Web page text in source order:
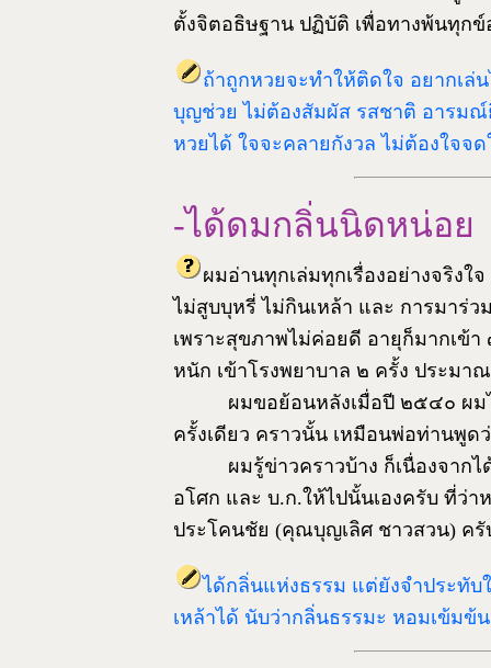
ตั้งจิตอธิษฐาน ปฏิบัติ เพื่อทางพ้นทุกข์
ถ้าถูกหวยจะทำให้ติดใจ อยากเล่
บุญช่วย ไม่ต้องสัมผัส รสชาติ อารม
หวยได้ ใจจะคลายกังวล ไม่ต้องใจจ
-ได้ดมกลิ่นนิดหน่อย
ผมอ่านทุกเล่มทุกเรื่องอย่างจริงใ
ไม่สูบบุหรี่ ไม่กินเหล้า และ การมาร่
เพราะสุขภาพไม่ค่อยดี อายุก็มากเข้
หนัก เข้าโรงพยาบาล ๒ ครั้ง ประม
ผมขอย้อนหลังเมื่อปี ๒๕๔๐ ผ
ครั้งเดียว คราวนั้น เหมือนพ่อท่านพู
ผมรู้ข่าวคราวบ้าง ก็เนื่องจาก
อโศก และ บ.ก.ให้ไปนั้นเองครับ ที่ว่
ประโคนชัย (คุณบุญเลิศ ชาวสวน) ค
ได้กลิ่นแห่งธรรม แต่ยังจำประทับ
เหล้าได้ นับว่ากลิ่นธรรมะ หอมเข้มข้